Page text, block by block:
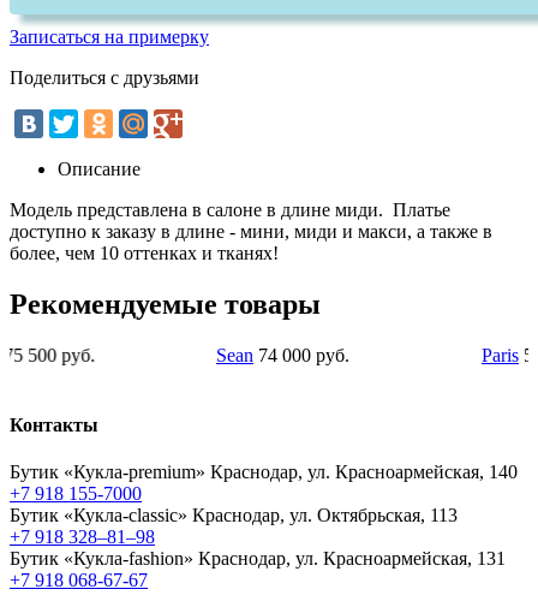
Записаться на примерку
Поделиться с друзьями
Описание
Модель представлена в салоне в длине миди. Платье
доступно к заказу в длине - мини, миди и макси, а также в
более, чем 10 оттенках и тканях!
Рекомендуемые товары
74 000 руб. 59 000
Контакты
Бутик «Кукла-premium» Краснодар, ул. Красноармейская, 140
+7 918 155-7000
Бутик «Кукла-classic» Краснодар, ул. Октябрьская, 113
+7 918 328–81–98
Бутик «Кукла-fashion» Краснодар, ул. Красноармейская, 131
+7 918 068-67-67